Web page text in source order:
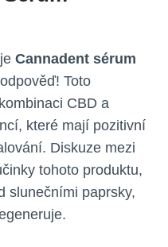
Cannadent sérum
Toto
CBD a
které mají pozitivní
Diskuze mezi
tohoto produktu,
slunečními paprsky,